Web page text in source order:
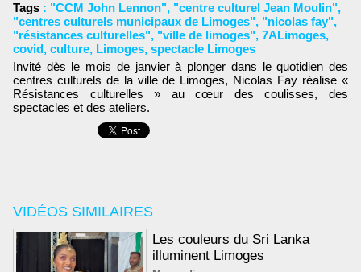
VIDÉOS SIMILAIRES
Les couleurs du Sri Lanka
illuminent Limoges
Tags : "CCM John Lennon", "centre culturel Jean Moulin",
"centres culturels municipaux de Limoges", "nicolas fay",
"résistances culturelles", "ville de limoges", 7ALimoges,
covid, culture, Limoges, spectacle Limoges
Invité dès le mois de janvier à plonger dans le quotidien des
centres culturels de la ville de Limoges, Nicolas Fay réalise «
Résistances culturelles » au cœur des coulisses, des
spectacles et des ateliers.